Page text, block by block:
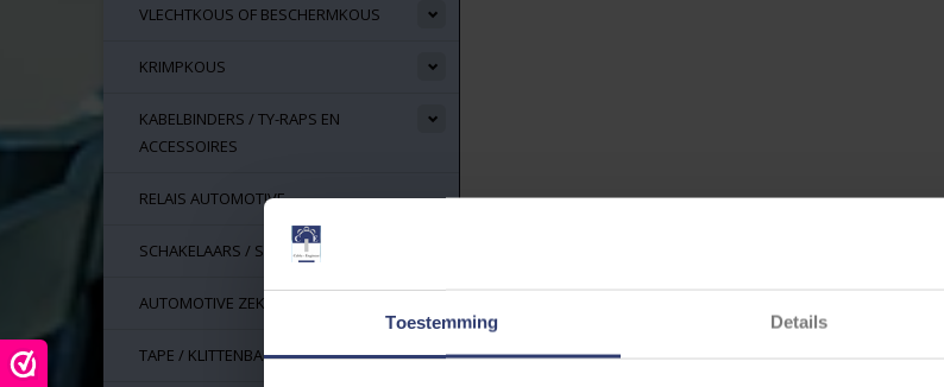
Toestemming Details
VLECHTKOUS OF BESCHERMKOUS
KRIMPKOUS
KABELBINDERS / TY-RAPS EN
ACCESSOIRES
RELAIS AUTOMOTIVE
SCHAKELAARS / SWITCHES
AUTOMOTIVE ZEKERINGEN
TAPE / KLITTENBAND